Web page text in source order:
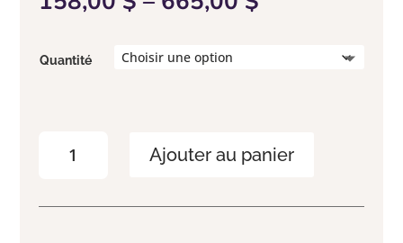
Quantité
NEW!
2.0
Ajouter au panier